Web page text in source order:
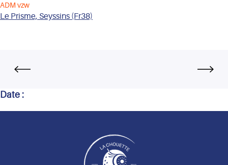
ADM vzw
Le Prisme, Seyssins (Fr38)
Date :